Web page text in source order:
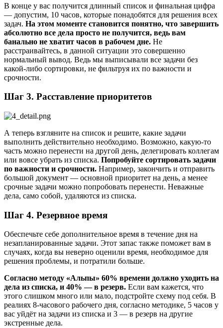
В конце у вас получится длинный список и финальная цифра
— допустим, 10 часов, которые понадобятся для решения всех
задач. На этом моменте становится понятно, что завершить
абсолютно все дела просто не получится, ведь вам
банально не хватит часов в рабочем дне. Не
расстраивайтесь, в данной ситуации это совершенно
нормальный вывод. Ведь мы выписывали все задачи без
какой-либо сортировки, не фильтруя их по важности и
срочности.
Шаг 3. Расставление приоритетов
А теперь взгляните на список и решите, какие задачи
выполнить действительно необходимо. Возможно, какую-то
часть можно перенести на другой день, делегировать коллегам
или вовсе убрать из списка. Попробуйте сортировать задачи
по важности и срочности. Например, закончить и отправить
большой документ — основной приоритет на день, а менее
срочные задачи можно попробовать перенести. Неважные
дела, само собой, удаляются из списка.
Шаг 4. Резервное время
Обеспечьте себе дополнительное время в течение дня на
незапланированные задачи. Этот запас также поможет вам в
случаях, когда вы неверно оценили время, необходимое для
решения проблемы, и потратили больше.
Согласно методу «Альпы» 60% времени должно уходить на
дела из списка, и 40% — в резерв. Если вам кажется, что
этого слишком много или мало, подстройте схему под себя. В
реалиях 8-часового рабочего дня, согласно методике, 5 часов у
вас уйдёт на задачи из списка и 3 — в резерв на другие
экстренные дела.